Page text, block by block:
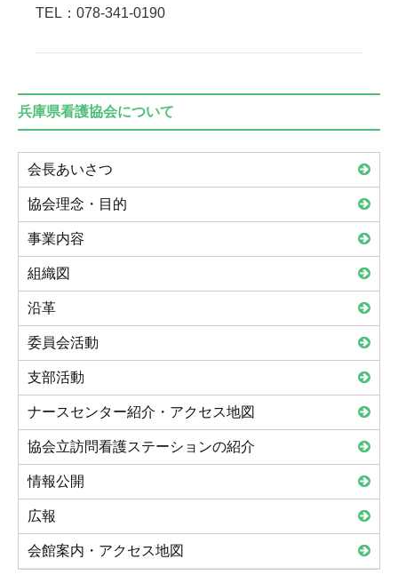
TEL：078-341-0190
兵庫県看護協会について
会長あいさつ
協会理念・目的
事業内容
組織図
沿革
委員会活動
支部活動
ナースセンター紹介・アクセス地図
協会立訪問看護ステーションの紹介
情報公開
広報
会館案内・アクセス地図